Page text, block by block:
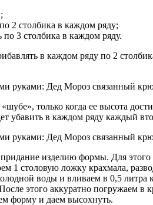
2 столбика в каждом ряду;
3 столбика в каждом ряду.
в каждом ряду по 2
только когда ее высота
убавить в каждом ряду каждый
изделию формы. Для этого
1 столовую ложку крахмала,
воды и вливаем в 0,5 литра
этого аккуратно погружаем в
форму и даем высохнуть.